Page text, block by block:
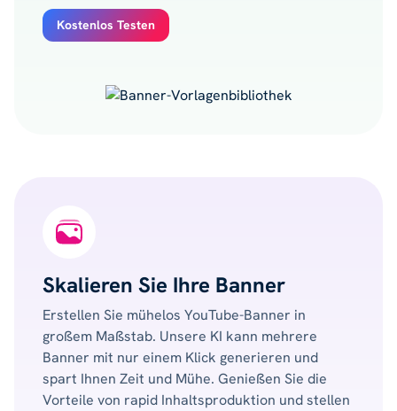
Kostenlos Testen
Skalieren Sie Ihre Banner
Erstellen Sie mühelos YouTube-Banner in
großem Maßstab. Unsere KI kann mehrere
Banner mit nur einem Klick generieren und
spart Ihnen Zeit und Mühe. Genießen Sie die
Vorteile von rapid Inhaltsproduktion und stellen